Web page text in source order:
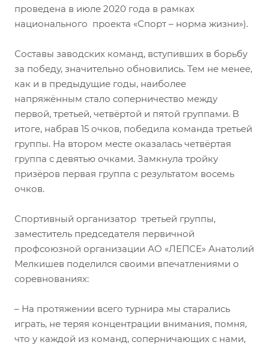
проведена в июле 2020 года в рамках
национального проекта «Спорт – норма жизни»).
Составы заводских команд, вступивших в борьбу
за победу, значительно обновились. Тем не менее,
как и в предыдущие годы, наиболее
напряжённым стало соперничество между
первой, третьей, четвёртой и пятой группами. В
итоге, набрав 15 очков, победила команда третьей
группы. На втором месте оказалась четвёртая
группа с девятью очками. Замкнула тройку
призёров первая группа с результатом восемь
очков.
Спортивный организатор третьей группы,
заместитель председателя первичной
профсоюзной организации АО «ЛЕПСЕ» Анатолий
Мелкишев поделился своими впечатлениями о
соревнованиях:
– На протяжении всего турнира мы старались
играть, не теряя концентрации внимания, помня,
что у каждой из команд, соперничающих с нами,